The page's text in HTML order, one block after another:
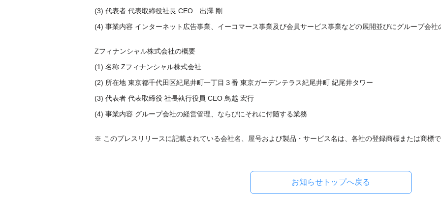
(3) 代表者 代表取締役社長 CEO 出澤 剛
(4) 事業内容 インターネット広告事業、イーコマース事業及び会員サービス事業などの展開並びにグループ会社
Zフィナンシャル株式会社の概要
(1) 名称 Zフィナンシャル株式会社
(2) 所在地 東京都千代田区紀尾井町一丁目３番 東京ガーデンテラス紀尾井町 紀尾井タワー
(3) 代表者 代表取締役 社長執行役員 CEO 鳥越 宏行
(4) 事業内容 グループ会社の経営管理、ならびにそれに付随する業務
※ このプレスリリースに記載されている会社名、屋号および製品・サービス名は、各社の登録商標または商標で
お知らせトップへ戻る